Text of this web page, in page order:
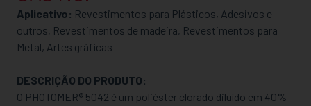
Aplicativo: Revestimentos para Plásticos, Adesivos e
outros, Revestimentos de madeira, Revestimentos para
Metal, Artes gráficas
DESCRIÇÃO DO PRODUTO:
O PHOTOMER® 5042 é um poliéster clorado diluído em 40%